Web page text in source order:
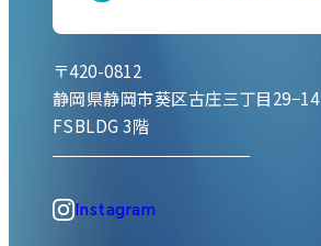
〒420-0812
静岡県静岡市葵区古庄三丁目29−14
FSBLDG 3階
Instagram